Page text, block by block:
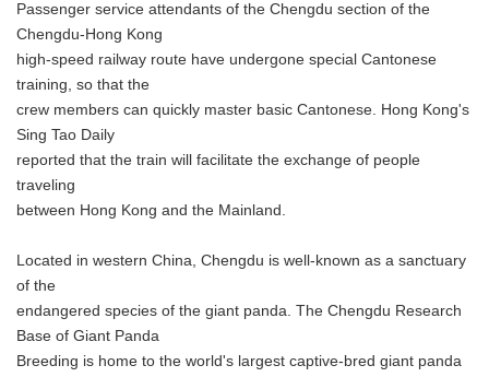
Passenger service attendants of the Chengdu section of the
Chengdu-Hong Kong
high-speed railway route have undergone special Cantonese
training, so that the
crew members can quickly master basic Cantonese. Hong Kong's
Sing Tao Daily
reported that the train will facilitate the exchange of people
traveling
between Hong Kong and the Mainland.
Located in western China, Chengdu is well-known as a sanctuary
of the
endangered species of the giant panda. The Chengdu Research
Base of Giant Panda
Breeding is home to the world's largest captive-bred giant panda